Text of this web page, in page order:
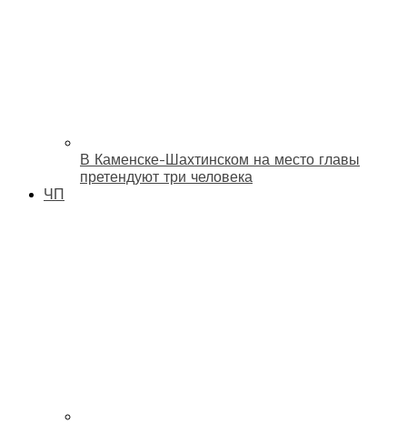
В Каменске-Шахтинском на место главы
претендуют три человека
ЧП